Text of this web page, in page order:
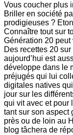
Vous coucher plus
Briller en société
prodigieuses ?
Connaître tout sur
Génération 20 peut
Des recettes 20
aujourd’hui est
développe dans le
préjugés qui lui
digitales natives
jour sur les
qui vit avec et pour
tant sur son aspect
près ou de loin au
blog tâchera de